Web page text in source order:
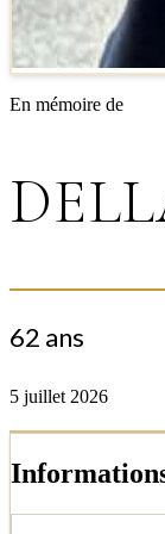
En mémoire de
62 ans
5 juillet 2026